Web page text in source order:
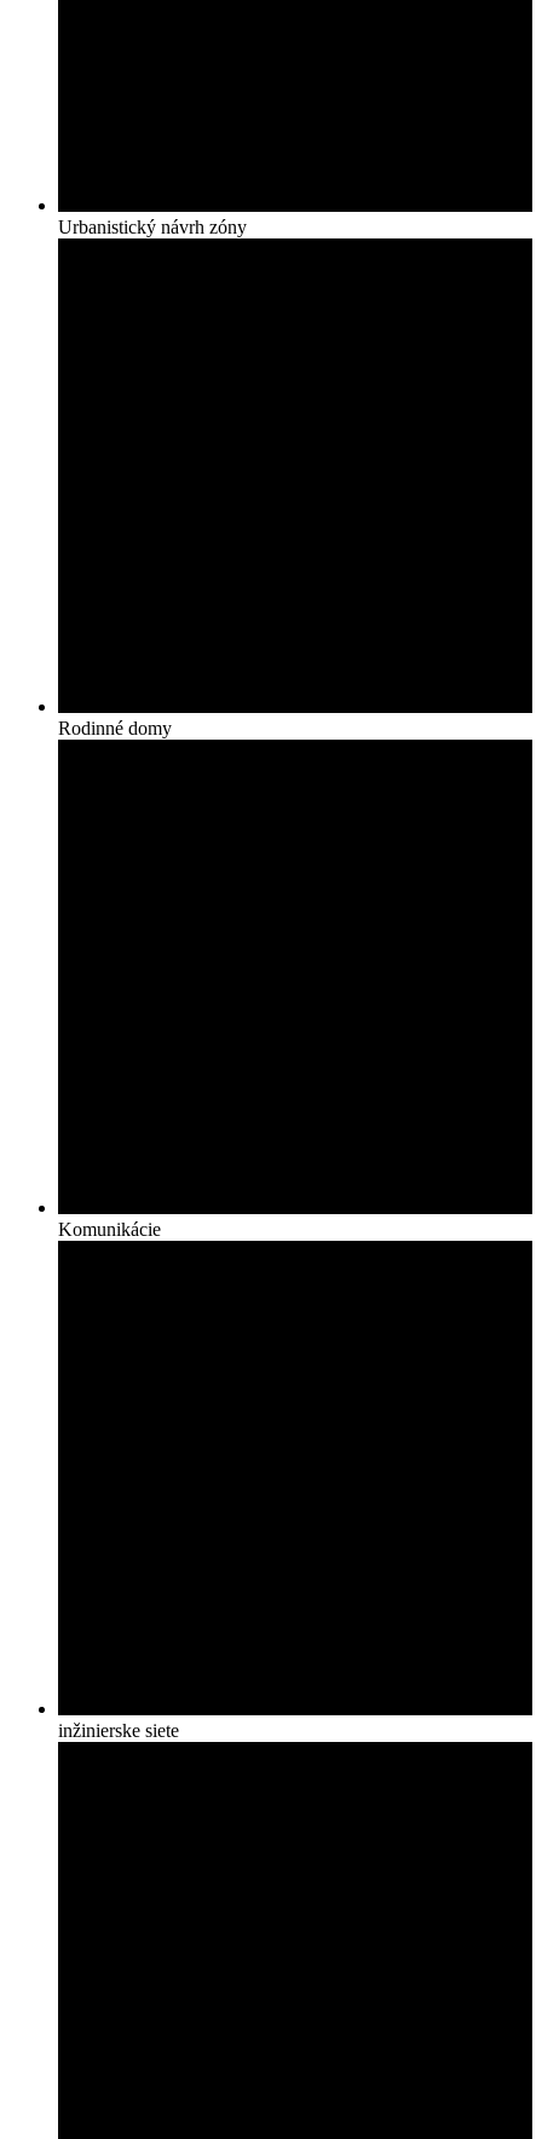
Urbanistický návrh zóny
Rodinné domy
Komunikácie
inžinierske siete